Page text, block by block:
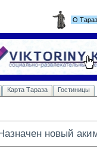
О
Карта Тараза Гостиницы
новый